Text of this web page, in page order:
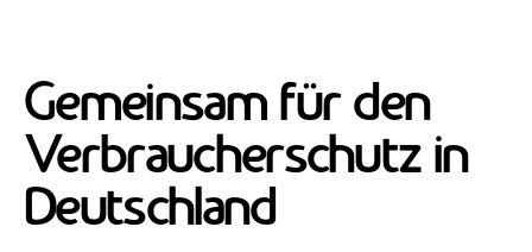
Gemeinsam für den
Verbraucherschutz in
Deutschland